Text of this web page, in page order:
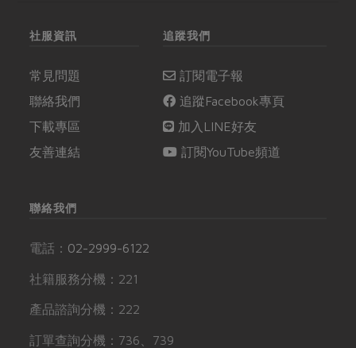
社服資訊
常見問題
聯絡我們
下載專區
友善連結
追蹤我們
訂閱電子報
追蹤Facebook專頁
加入LINE好友
訂閱YouTube頻道
聯絡我們
電話： 02-2999-6122
社籍服務分機：221
產品諮詢分機：222
訂單查詢分機：736、739